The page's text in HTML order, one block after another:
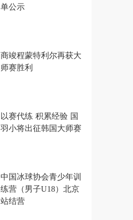
单公示
商竣程蒙特利尔再获大
师赛胜利
以赛代练 积累经验 国
羽小将出征韩国大师赛
中国冰球协会青少年训
练营（男子U18）北京
站结营